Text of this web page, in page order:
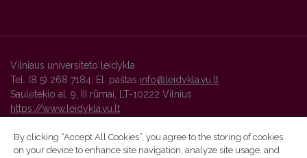
Vilniaus universiteto leidykla
Tel. (8 5) 268 7184, El. paštas info@leidykla.vu.lt
Saulėtekio al. 9, III rūmai, LT-10222 Vilnius
https://www.leidykla.vu.lt
By clicking “Accept All Cookies”, you agree to the storing of cookies
on your device to enhance site navigation, analyze site usage, and